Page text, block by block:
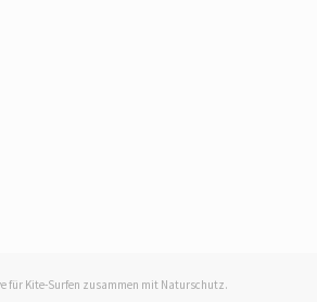
für Kite-Surfen zusammen mit Naturschutz.